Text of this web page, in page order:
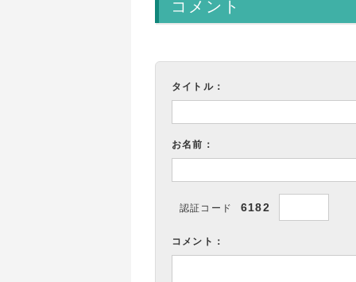
コメント
タイトル：
お名前：
認証コード 6182
コメント：